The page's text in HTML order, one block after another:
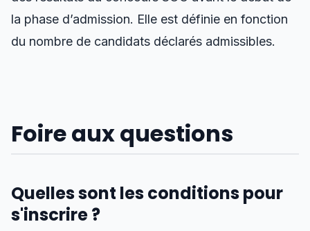
la phase d’admission. Elle est définie en fonction
du nombre de candidats déclarés admissibles.
Foire aux questions
Quelles sont les conditions pour
s'inscrire ?